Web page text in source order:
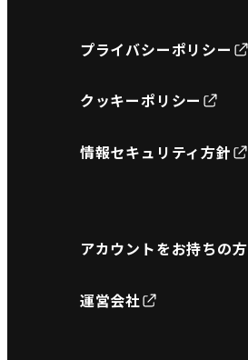
プライバシーポリシー
クッキーポリシー
情報セキュリティ方針
アカウントをお持ちの方
運営会社